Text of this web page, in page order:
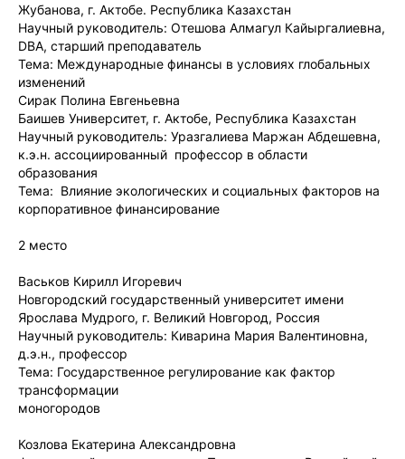
Жубанова, г. Актобе. Республика Казахстан
Научный руководитель: Отешова Алмагул Кайыргалиевна,
DBA, старший преподаватель
Тема: Международные финансы в условиях глобальных
изменений
Сирак Полина Евгеньевна
Баишев Университет, г. Актобе, Республика Казахстан
Научный руководитель: Уразгалиева Маржан Абдешевна,
к.э.н. ассоциированный профессор в области
образования
Тема: Влияние экологических и социальных факторов на
корпоративное финансирование
2 место
Васьков Кирилл Игоревич
Новгородский государственный университет имени
Ярослава Мудрого, г. Великий Новгород, Россия
Научный руководитель: Киварина Мария Валентиновна,
д.э.н., профессор
Тема: Государственное регулирование как фактор
трансформации
моногородов
Козлова Екатерина Александровна